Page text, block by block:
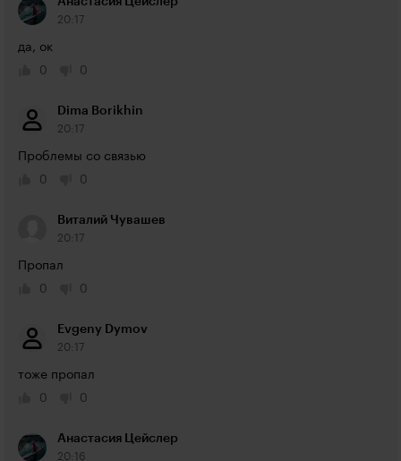
20:17
да, ок
0
0
Dima Borikhin
20:17
Проблемы со связью
0
0
Виталий Чувашев
20:17
Пропал
0
0
Evgeny Dymov
20:17
тоже пропал
0
0
Анастасия Цейслер
20:16